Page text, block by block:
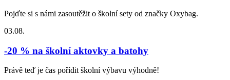
Pojďte si s námi zasoutěžit o školní sety od značky Oxybag.
03.08.
-20 % na školní aktovky a batohy
Právě teď je čas pořídit školní výbavu výhodně!